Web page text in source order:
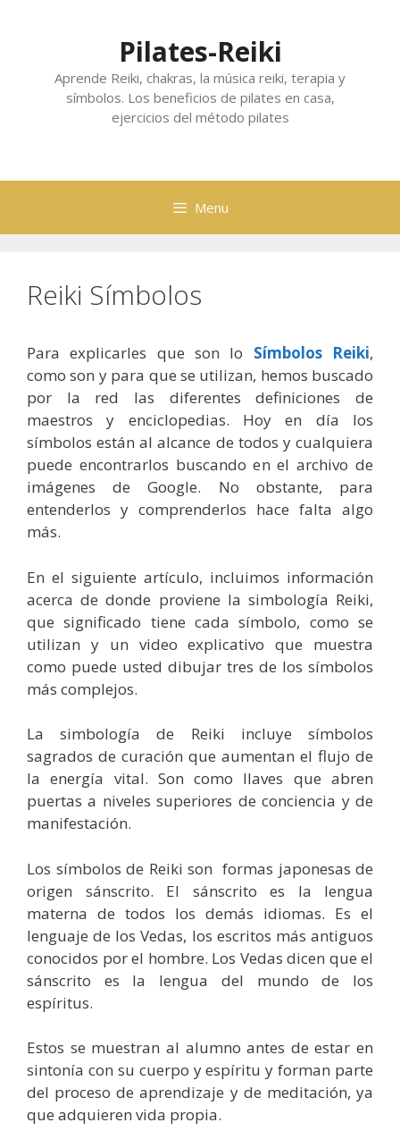
Pilates-Reiki
Aprende Reiki, chakras, la música reiki, terapia y
símbolos. Los beneficios de pilates en casa,
ejercicios del método pilates
Menu
Reiki Símbolos
Para explicarles que son lo Símbolos Reiki,
como son y para que se utilizan, hemos buscado
por la red las diferentes definiciones de
maestros y enciclopedias. Hoy en día los
símbolos están al alcance de todos y cualquiera
puede encontrarlos buscando en el archivo de
imágenes de Google. No obstante, para
entenderlos y comprenderlos hace falta algo
más.
En el siguiente artículo, incluimos información
acerca de donde proviene la simbología Reiki,
que significado tiene cada símbolo, como se
utilizan y un video explicativo que muestra
como puede usted dibujar tres de los símbolos
más complejos.
La simbología de Reiki incluye símbolos
sagrados de curación que aumentan el flujo de
la energía vital. Son como llaves que abren
puertas a niveles superiores de conciencia y de
manifestación.
Los símbolos de Reiki son formas japonesas de
origen sánscrito. El sánscrito es la lengua
materna de todos los demás idiomas. Es el
lenguaje de los Vedas, los escritos más antiguos
conocidos por el hombre. Los Vedas dicen que el
sánscrito es la lengua del mundo de los
espíritus.
Estos se muestran al alumno antes de estar en
sintonía con su cuerpo y espíritu y forman parte
del proceso de aprendizaje y de meditación, ya
que adquieren vida propia.